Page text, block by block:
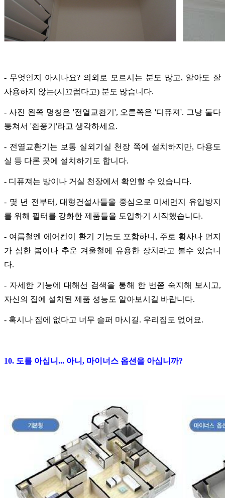
- 무엇인지 아시나요? 의외로 모르시는 분도 많고, 알아도 잘
사용하지 않는(시끄럽다고) 분도 많습니다.
- 사진 왼쪽 명칭은 '전열교환기', 오른쪽은 '디퓨져'. 그냥 둘다
퉁쳐서 '환풍기'라고 생각하세요.
- 전열교환기는 보통 실외기실 천장 쪽에 설치하지만, 다용도
실 등 다론 곳에 설치하기도 합니다.
- 디퓨져는 방이나 거실 천장에서 확인할 수 있습니다.
- 몇 년 전부터, 대형건설사들을 중심으로 미세먼지 유입방지
를 위해 필터를 강화한 제품들을 도입하기 시작했습니다.
- 여름철엔 에어컨이 환기 기능도 포함하니, 주로 황사나 먼지
가 심한 봄이나 추운 겨울철에 유용한 장치라고 볼수 있습니
다.
- 자세한 기능에 대해선 검색을 통해 한 번쯤 숙지해 보시고,
자신의 집에 설치된 제품 성능도 알아보시길 바랍니다.
- 혹시나 집에 없다고 너무 슬퍼 마시길. 우리집도 없어요.
10. 도를 아십니... 아니, 마이너스 옵션을 아십니까?